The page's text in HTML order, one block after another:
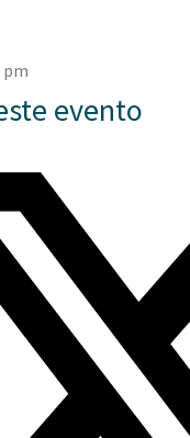
pm
evento